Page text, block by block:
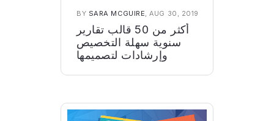
BY SARA MCGUIRE, AUG 30, 2019
أكثر من 50 قالب تقارير
سنوية سهلة التخصيص
وإرشادات لتصميمها